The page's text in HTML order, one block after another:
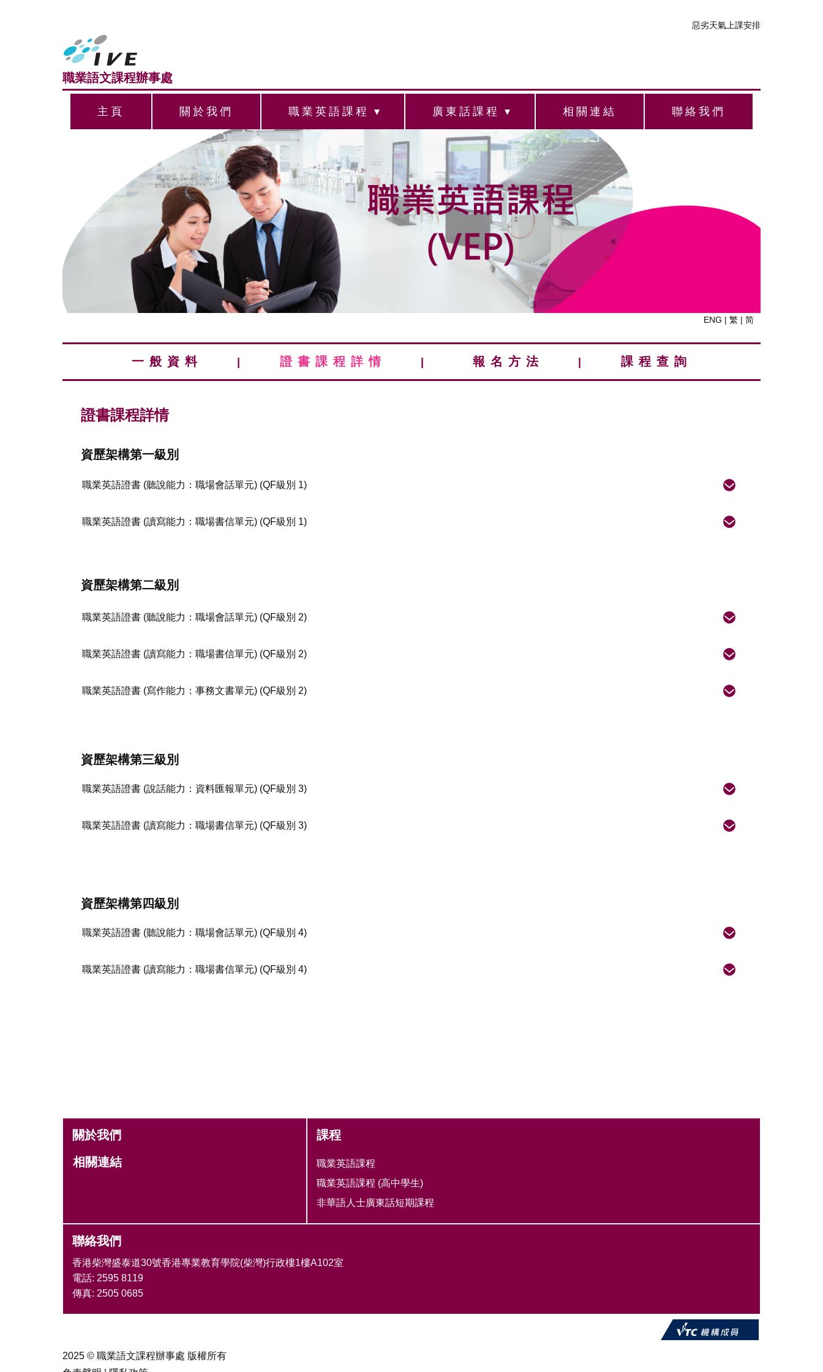
惡劣天氣上課安排
職業語文課程辦事處
主頁 關於我們 職業英語課程 廣東話課程 相關連結 聯絡我們
ENG | 繁 | 简
一般資料 證書課程詳情 報名方法 課程查詢
證書課程詳情
資歷架構第一級​別
職業英語證書 (聽說能力：職場會話單元) (QF級別 1)
職業英語證書 (讀寫能力：職場書信單元) (QF級別 1)
資歷架構第二級​別
職業英語證書 (聽說能力：職場會話單元) (QF級別 2)
職業英語證書 (讀寫能力：職場書信單元) (QF級別 2)
職業英語證書 (寫作能力：事務文書單元) (QF級別 2)
資歷架構第三級​別
職業英語證書 (說話能力：資料匯報單元) (QF級別 3)
職業英語證書 (讀寫能力：職場書信單元) (QF級別 3)
資歷架構第四級​別
職業英語證書 (聽說能力：職場會話單元) (QF級別 4)
職業英語證書 (讀寫能力：職場書信單元) (QF級別 4)
關於我們
相關連結
課程
職業英語課程
職業英語課程 (​高中學生)
非華語人士廣東話短期課程
聯絡我們
香港柴灣盛泰道3​0號香港專業教育學院(柴灣)行政樓1樓A102室
電話: 2595 8119
傳真: 2505 0685
2025 © 職業語文課程辦事處 版權所有